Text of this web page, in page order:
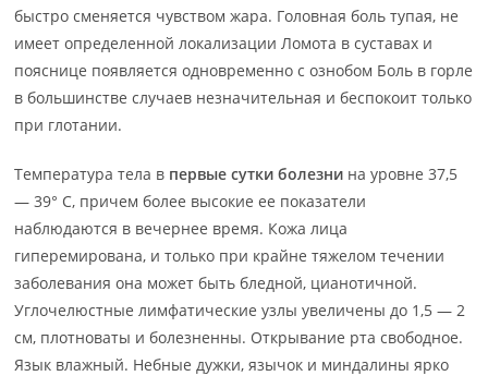
быстро сменяется чувством жара. Головная боль тупая, не
имеет определенной локализации Ломота в суставах и
пояснице появляется одновременно с ознобом Боль в горле
в большинстве случаев незначительная и беспокоит только
при глотании.
Температура тела в первые сутки болезни на уровне 37,5
— 39° С, причем более высокие ее показатели
наблюдаются в вечернее время. Кожа лица
гиперемирована, и только при крайне тяжелом течении
заболевания она может быть бледной, цианотичной.
Углочелюстные лимфатические узлы увеличены до 1,5 — 2
см, плотноваты и болезненны. Открывание рта свободное.
Язык влажный. Небные дужки, язычок и миндалины ярко